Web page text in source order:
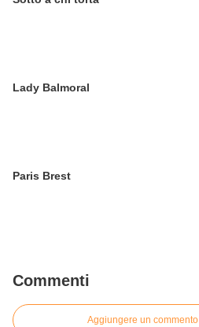
Lady Balmoral
Paris Brest
Commenti
Aggiungere un commento